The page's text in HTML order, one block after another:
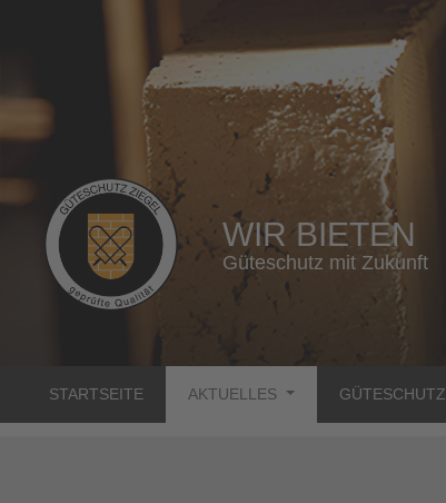
WIR BIETEN
Güteschutz mit Zukunft
STARTSEITE AKTUELLES GÜTESCHUTZ